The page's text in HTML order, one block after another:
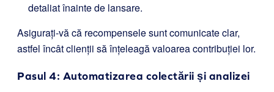
detaliat înainte de lansare.
Asigurați-vă că recompensele sunt comunicate clar,
astfel încât clienții să înțeleagă valoarea contribuției lor.
Pasul 4: Automatizarea colectării și analizei